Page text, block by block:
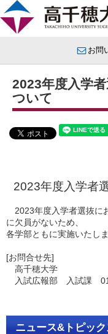
お問
ニュース&トピッ
2023年度入学
ついて
2023年度入学者
2023年度入学者選抜に
に欠員がないため、
各学部ともに実施いたしま
[お問合せ先]
高千穂大学
入試広報部 入試課